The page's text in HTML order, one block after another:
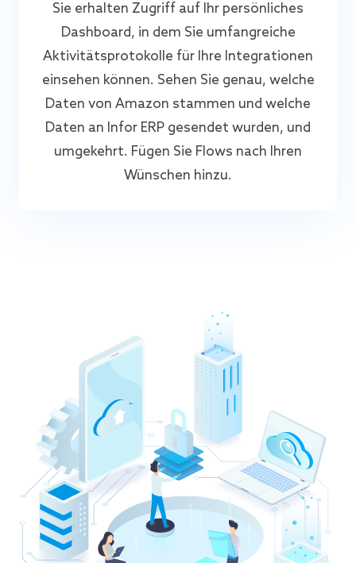
Sie erhalten Zugriff auf Ihr persönliches
Dashboard, in dem Sie umfangreiche
Aktivitätsprotokolle für Ihre Integrationen
einsehen können. Sehen Sie genau, welche
Daten von Amazon stammen und welche
Daten an Infor ERP gesendet wurden, und
umgekehrt. Fügen Sie Flows nach Ihren
Wünschen hinzu.